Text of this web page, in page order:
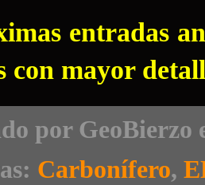
entradas
con mayor
por GeoBierzo
Carbonífero,